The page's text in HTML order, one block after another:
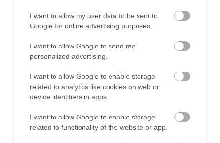
I want to allow my user data to be sent to
Google for online advertising purposes.
I want to allow Google to send me
personalized advertising.
I want to allow Google to enable storage
related to analytics like cookies on web or
device identifiers in apps.
I want to allow Google to enable storage
related to functionality of the website or app.
VÉGE LEHET A
VÁRÓLISTÁKNAK? A
DISZNÓSZERVEK ÁTÍRHATJÁK
LEGKEGYETLENEBB
SZABÁLYÁT
2026-04-22
AUDHD: AMIKOR AZ AUTIZMUS
EGÉSZEN MÁS ARCOT MUTAT